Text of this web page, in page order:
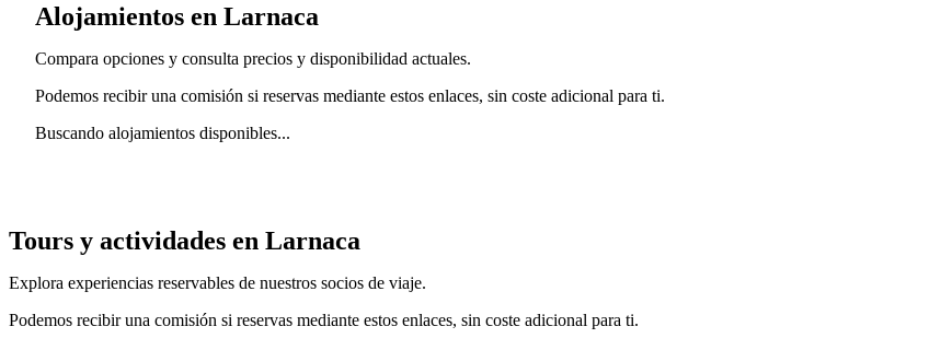
Alojamientos en Larnaca
Compara opciones y consulta precios y disponibilidad actuales.
Podemos recibir una comisión si reservas mediante estos enlaces, sin coste adicional para ti.
Buscando alojamientos disponibles...
Tours y actividades en Larnaca
Explora experiencias reservables de nuestros socios de viaje.
Podemos recibir una comisión si reservas mediante estos enlaces, sin coste adicional para ti.